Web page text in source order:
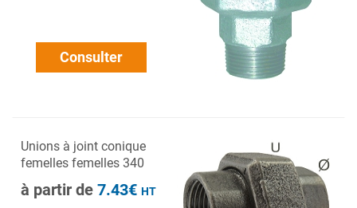
Consulter
Unions à joint conique
femelles femelles 340
à partir de 7.43€ HT